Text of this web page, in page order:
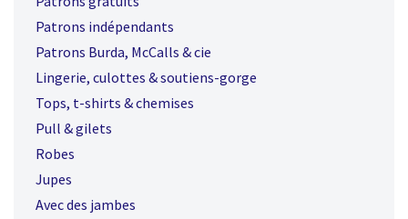
Patrons indépendants
Patrons Burda, McCalls & cie
Lingerie, culottes & soutiens-gorge
Tops, t-shirts & chemises
Pull & gilets
Robes
Jupes
Avec des jambes